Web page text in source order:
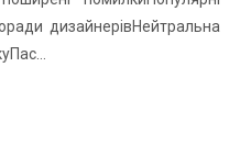
дизайнерівНейтральна